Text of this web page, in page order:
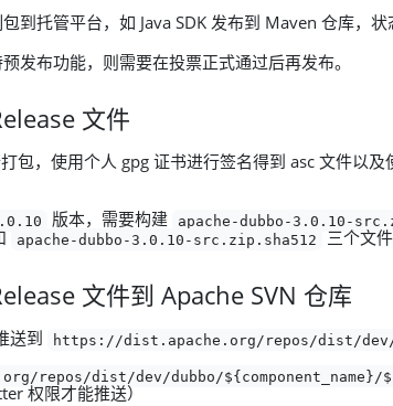
到托管平台，如 Java SDK 发布到 Maven 仓库，状
发布功能，则需要在投票正式通过后再发布。
文件
包，使用个人 gpg 证书进行签名得到 asc 文件以
版本，需要构建 apache-dubbo-3.0.10-
apache-dubbo-3.0.10-src.zip.sha512 三个文件
文件到 Apache SVN 仓库
送到 https://dist.apache.org/repos/dist/dev/
repos/dist/dev/dubbo/${component_name}/
权限才能推送）